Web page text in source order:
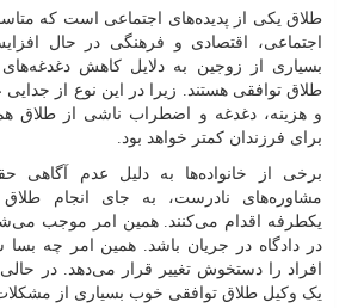
طلاق یکی از پدیده‌های اجتماعی است که
اجتماعی، اقتصادی و فرهنگی در حال
بسیاری از زوجین به دلایل کاهش
طلاق توافقی هستند. زیرا در این نوع از
و هزینه، دغدغه‌ و اضطراب ناشی از طلاق
برای فرزندان کمتر خواهد بود.
برخی از خانواده‌ها به دلیل عدم آگاهی
مشاوره‌های نادرست، به جای انجام
یکطرفه اقدام می‌کنند. همین امر موجب
در دادگاه در جریان باشد. همین امر چه
افراد را دستخوش تغییر قرار می‌دهد. در
یک وکیل طلاق توافقی خوب بسیاری از مشکلات